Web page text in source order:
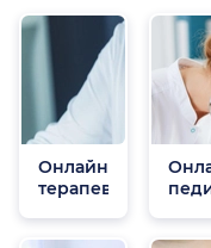
Онлайн
терапевты